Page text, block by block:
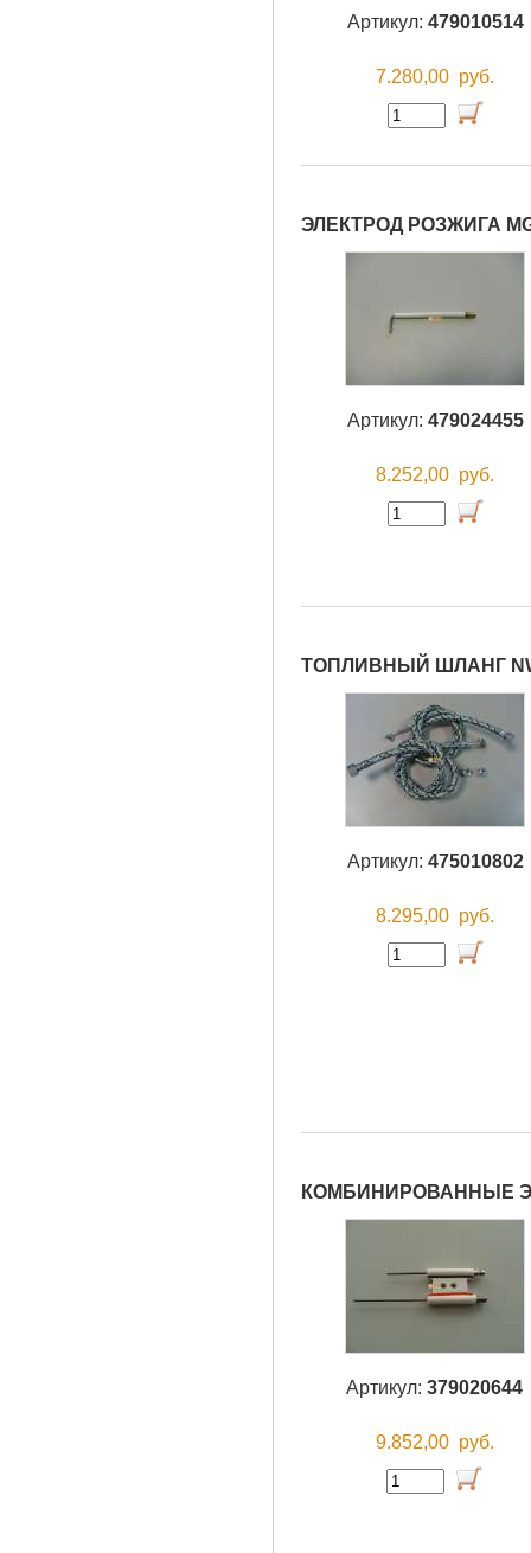
Артикул: 479010514
7.280,00 руб.
ЭЛЕКТРОД РОЗЖИГА
Артикул: 479024455
8.252,00 руб.
ТОПЛИВНЫЙ ШЛАНГ
Артикул: 475010802
8.295,00 руб.
КОМБИНИРОВАННЫЕ
Артикул: 379020644
9.852,00 руб.